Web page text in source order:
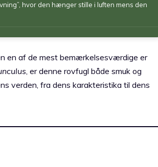
hvor den hænger stille i luften mens den
en af de mest bemærkelsesværdige er
, er denne rovfugl både smuk og
verden, fra dens karakteristika til dens